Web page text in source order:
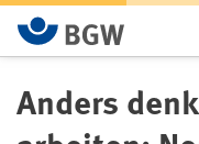
Zum Hauptinhalt
Anders